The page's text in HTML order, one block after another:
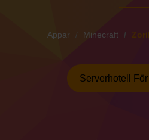
Appar Minecraft
Serverhotell